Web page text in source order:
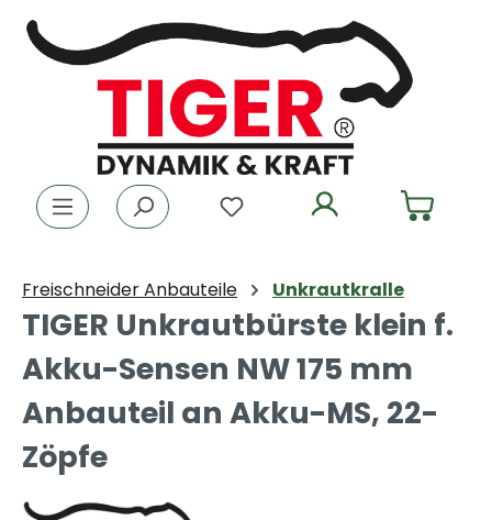
Zum Hauptinhalt springen
Du hast 0 Produkte auf
Freischneider Anbauteile Unkrautkralle
TIGER Unkrautbürste klein f.
Akku-Sensen NW 175 mm
Anbauteil an Akku-MS, 22-
Zöpfe